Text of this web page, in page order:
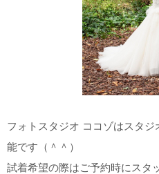
フォトスタジオ ココゾはスタ
能です（＾＾）
試着希望の際はご予約時にスタ